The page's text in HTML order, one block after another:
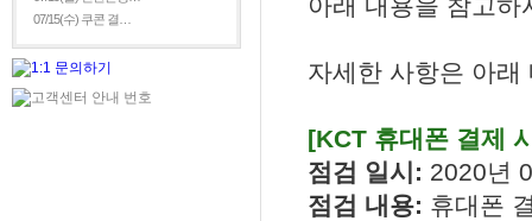
07/15(수) 쿠콘 결…
아래 내용을 참고
자세한 사항은 아
[KCT 휴대폰 결제
점검 일시: 2020년
점검 내용: 휴대폰